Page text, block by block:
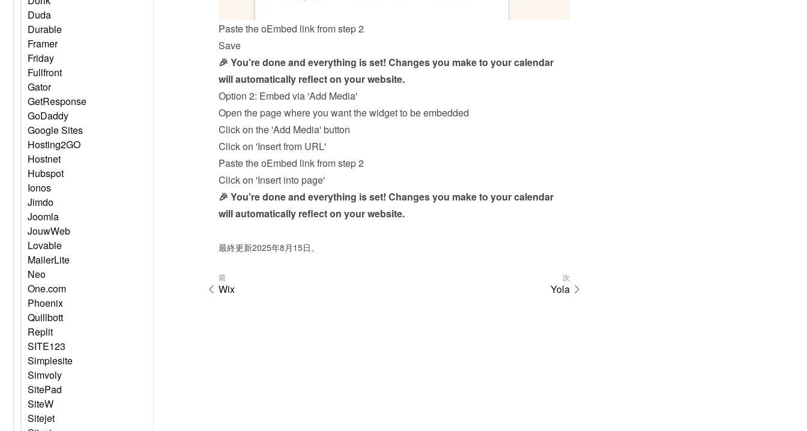
Duda
Durable
Framer
Friday
Fullfront
Gator
GetResponse
GoDaddy
Google Sites
Hosting2GO
Hostnet
Hubspot
Ionos
Jimdo
Joomla
JouwWeb
Lovable
MailerLite
Neo
One.com
Phoenix
Quillbott
Replit
SITE123
Simplesite
Simvoly
SitePad
SiteW
Sitejet
Paste the oEmbed link from step 2
Save
🎉 You're done and everything is set! Changes you make to your calendar
will automatically reflect on your website.
Option 2: Embed via 'Add Media'
Open the page where you want the widget to be embedded
Click on the 'Add Media' button
Click on 'Insert from URL'
Paste the oEmbed link from step 2
Click on 'Insert into page'
🎉 You're done and everything is set! Changes you make to your calendar
will automatically reflect on your website.
最終更新2025年8月15日。
前
Wix
次
Yola